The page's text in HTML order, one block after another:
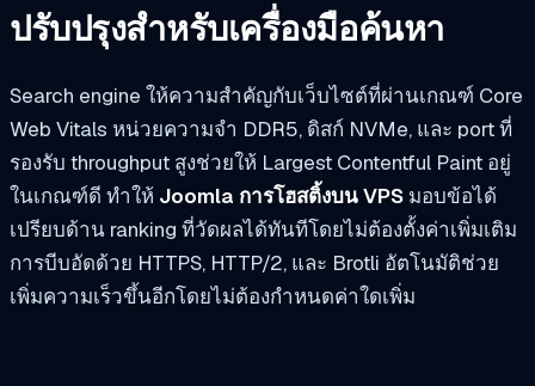
ปรับปรุงสำหรับเครื่องมือค้นหา
Search engine ให้ความสำคัญกับเว็บไซต์ที่ผ่านเกณฑ์ Core
Web Vitals หน่วยความจำ DDR5, ดิสก์ NVMe, และ port ที่
รองรับ throughput สูงช่วยให้ Largest Contentful Paint อยู่
ในเกณฑ์ดี ทำให้ Joomla การโฮสติ้งบน VPS มอบข้อได้
เปรียบด้าน ranking ที่วัดผลได้ทันทีโดยไม่ต้องตั้งค่าเพิ่มเติม
การบีบอัดด้วย HTTPS, HTTP/2, และ Brotli อัตโนมัติช่วย
เพิ่มความเร็วขึ้นอีกโดยไม่ต้องกำหนดค่าใดเพิ่ม